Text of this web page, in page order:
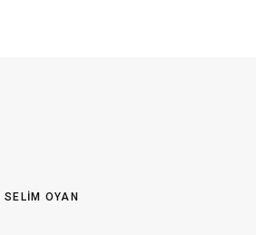
SELIM OYAN